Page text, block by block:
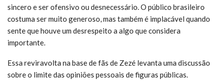
sincero e ser ofensivo ou desnecessário. O público brasileiro
costuma ser muito generoso, mas também é implacável quando
sente que houve um desrespeito a algo que considera
importante.
Essa reviravolta na base de fãs de Zezé levanta uma discussão
sobre o limite das opiniões pessoais de figuras públicas.